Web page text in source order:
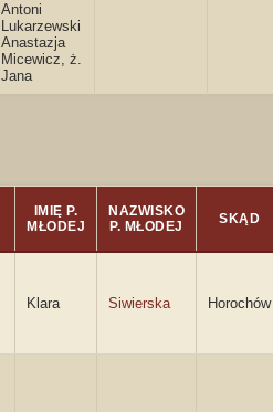
Antoni
Lukarzewski
Anastazja
Micewicz, ż.
Jana
IMIĘ P.
MŁODEJ
NAZWISKO
P. MŁODEJ
SKĄD
Klara Siwierska Horochów